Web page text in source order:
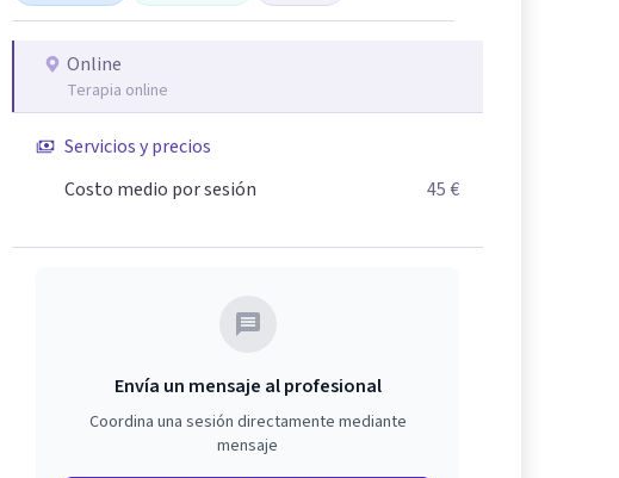
Online
Terapia online
Servicios y precios
Costo medio por sesión
45 €
Envía un mensaje al profesional
Coordina una sesión directamente mediante
mensaje